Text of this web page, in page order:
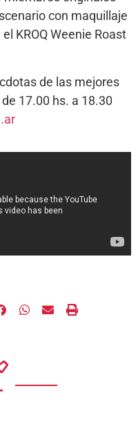
con maquillaje
KROQ Weenie Roast
de las mejores
17.00 hs. a 18.30